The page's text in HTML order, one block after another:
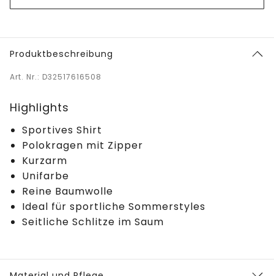
Produktbeschreibung
Art. Nr.: D32517616508
Highlights
Sportives Shirt
Polokragen mit Zipper
Kurzarm
Unifarbe
Reine Baumwolle
Ideal für sportliche Sommerstyles
Seitliche Schlitze im Saum